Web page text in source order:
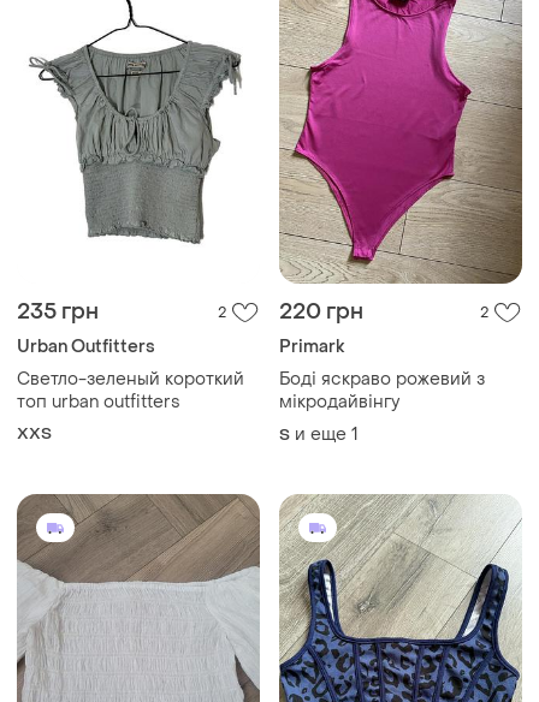
235 грн 2
Urban Outfitters
Светло-зеленый короткий
топ urban outfitters
XХS
220 грн 2
Primark
Боді яскраво рожевий з
мікродайвінгу
S и еще 1